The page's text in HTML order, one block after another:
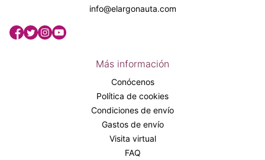
info@elargonauta.com
Más información
Conócenos
Política de cookies
Condiciones de envío
Gastos de envío
Visita virtual
FAQ